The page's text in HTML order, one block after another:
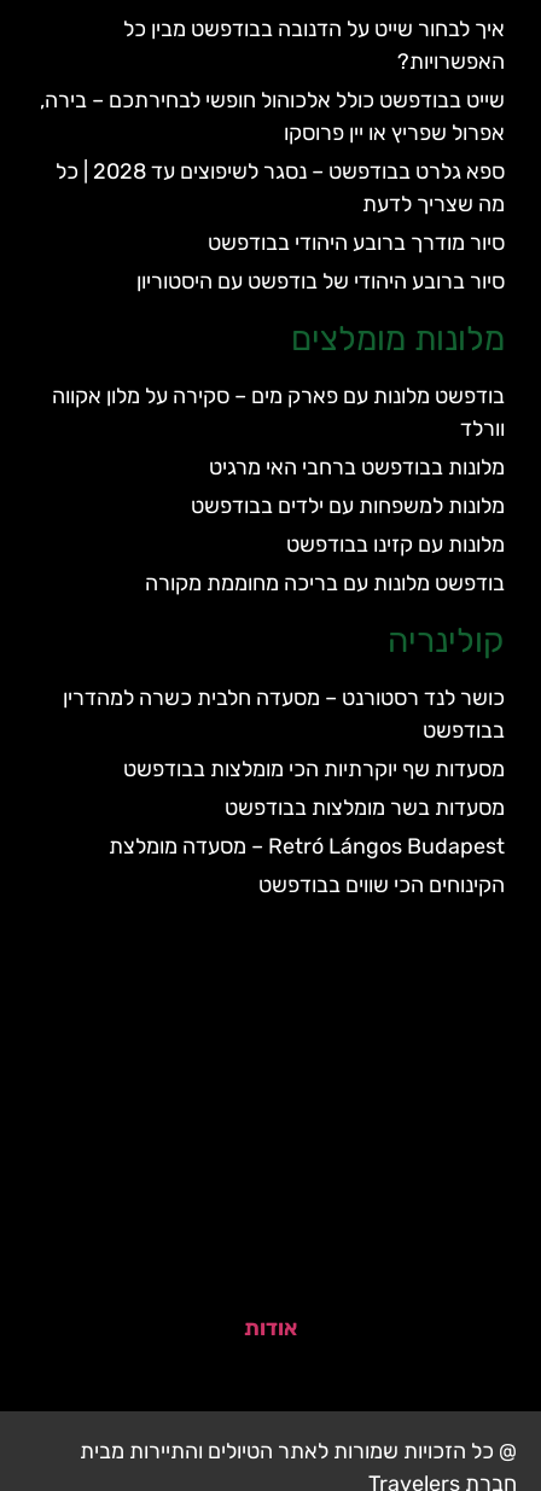
איך לבחור שייט על הדנובה בבודפשט מבין כל
האפשרויות?
שייט בבודפשט כולל אלכוהול חופשי לבחירתכם – בירה,
אפרול שפריץ או יין פרוסקו
ספא גלרט בבודפשט – נסגר לשיפוצים עד 2028 | כל
מה שצריך לדעת
סיור מודרך ברובע היהודי בבודפשט
סיור ברובע היהודי של בודפשט עם היסטוריון
מלונות מומלצים
בודפשט מלונות עם פארק מים – סקירה על מלון אקווה
וורלד
מלונות בבודפשט ברחבי האי מרגיט
מלונות למשפחות עם ילדים בבודפשט
מלונות עם קזינו בבודפשט
בודפשט מלונות עם בריכה מחוממת מקורה
קולינריה
כושר לנד רסטורנט – מסעדה חלבית כשרה למהדרין
בבודפשט
מסעדות שף יוקרתיות הכי מומלצות בבודפשט
מסעדות בשר מומלצות בבודפשט
Retró Lángos Budapest – מסעדה מומלצת
הקינוחים הכי שווים בבודפשט
אודות
@ כל הזכויות שמורות לאתר הטיולים והתיירות מבית
חברת Travelers